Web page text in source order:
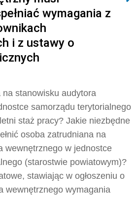
wymagania z
i z ustawy o
stanowisku audytora
samorządu terytorialnego
staż pracy? Jakie niezbędne
osoba zatrudniana na
wewnętrznego w jednostce
(starostwie powiatowym)?
stawiając w ogłoszeniu o
wewnętrznego wymagania